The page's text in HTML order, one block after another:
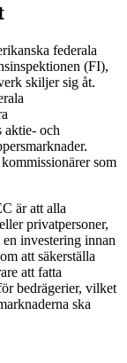
federala
(FI),
skiljer sig åt.
aktie- och
som
är att alla
privatpersoner,
investering innan
att säkerställa
att fatta
bedrägerier, vilket
ska